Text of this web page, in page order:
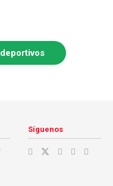
Síguenos